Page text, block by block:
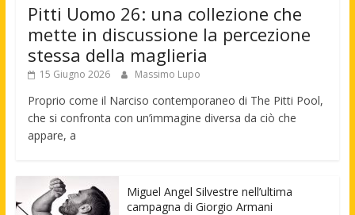
Pitti Uomo 26: una collezione che
mette in discussione la percezione
stessa della maglieria
15 Giugno 2026 Massimo Lupo
Proprio come il Narciso contemporaneo di The Pitti Pool,
che si confronta con un’immagine diversa da ciò che
appare, a
Miguel Angel Silvestre nell’ultima
campagna di Giorgio Armani